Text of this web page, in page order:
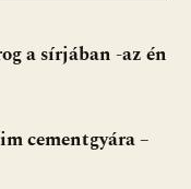
za
m
a sírjában -az én
cementgyára –